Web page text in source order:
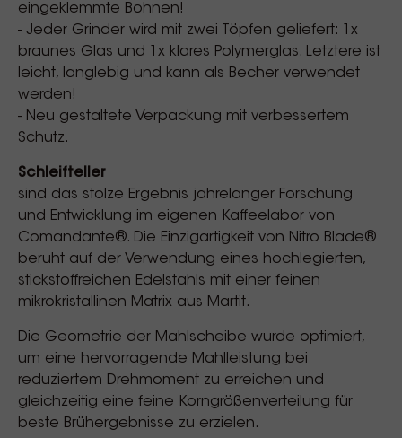
eingeklemmte Bohnen!
- Jeder Grinder wird mit zwei Töpfen geliefert: 1x
braunes Glas und 1x klares Polymerglas. Letztere ist
leicht, langlebig und kann als Becher verwendet
werden!
- Neu gestaltete Verpackung mit verbessertem
Schutz.
Schleifteller
sind das stolze Ergebnis jahrelanger Forschung
und Entwicklung im eigenen Kaffeelabor von
Comandante®. Die Einzigartigkeit von Nitro Blade®
beruht auf der Verwendung eines hochlegierten,
stickstoffreichen Edelstahls mit einer feinen
mikrokristallinen Matrix aus Martit.
Die Geometrie der Mahlscheibe wurde optimiert,
um eine hervorragende Mahlleistung bei
reduziertem Drehmoment zu erreichen und
gleichzeitig eine feine Korngrößenverteilung für
beste Brühergebnisse zu erzielen.